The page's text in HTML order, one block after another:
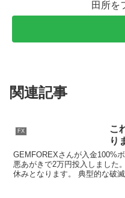
田所を
関連記事
FX
こ
り
GEMFOREXさんが入金100%
悪あがきで2万円投入しました
休みとなります。 典型的な破